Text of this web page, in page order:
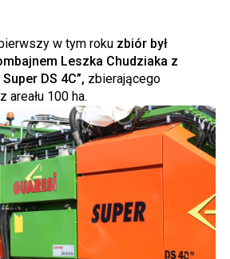
w tym roku zbiór był
Leszka Chudziaka z
DS 4C”, zbierającego
areału 100 ha.